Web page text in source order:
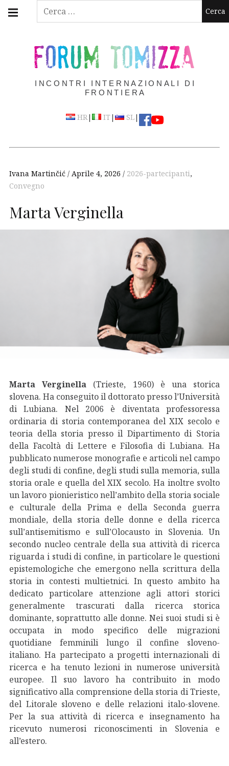
Ricerca
Skip
FORUM TOMIZZA
INCONTRI INTERNAZIONALI DI
FRONTIERA
HR| IT | SL|
navigation
Ivana Martinčić Aprile 4, 2026 2026-partecipanti,
Convegno
Marta Verginella
Marta Verginella (Trieste, 1960) è una storica
slovena. Ha conseguito il dottorato presso l’Università
di Lubiana. Nel 2006 è diventata professoressa
ordinaria di storia contemporanea del XIX secolo e
teoria della storia presso il Dipartimento di Storia
della Facoltà di Lettere e Filosofia di Lubiana. Ha
pubblicato numerose monografie e articoli nel campo
degli studi di confine, degli studi sulla memoria, sulla
storia orale e quella del XIX secolo. Ha inoltre svolto
un lavoro pionieristico nell’ambito della storia sociale
e culturale della Prima e della Seconda guerra
mondiale, della storia delle donne e della ricerca
sull’antisemitismo e sull’Olocausto in Slovenia. Un
secondo nucleo centrale della sua attività di ricerca
riguarda i studi di confine, in particolare le questioni
epistemologiche che emergono nella scrittura della
storia in contesti multietnici. In questo ambito ha
dedicato particolare attenzione agli attori storici
generalmente trascurati dalla ricerca storica
dominante, soprattutto alle donne. Nei suoi studi si è
occupata in modo specifico delle migrazioni
quotidiane femminili lungo il confine sloveno-
italiano. Ha partecipato a progetti internazionali di
ricerca e ha tenuto lezioni in numerose università
europee. Il suo lavoro ha contribuito in modo
significativo alla comprensione della storia di Trieste,
del Litorale sloveno e delle relazioni italo-slovene.
Per la sua attività di ricerca e insegnamento ha
ricevuto numerosi riconoscimenti in Slovenia e
all’estero.